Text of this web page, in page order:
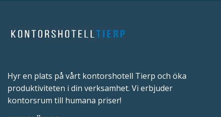
Hyr en plats på vårt kontorshotell Tierp och öka
produktiviteten i din verksamhet. Vi erbjuder
kontorsrum till humana priser!